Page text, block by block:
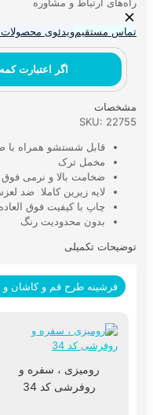
عدد
راه‌های ارتباط و مشاوره
تماس مستقیمویدئوی محصولات
اگر اعتبارت
مشخصات
SKU: 22755
قابل شستشو همراه با
مخمل ترک
ضخامت بالا و نرمی فوق
لایه زیرین کاملا ضد
چاپ با کیفیت فوق
بدون محدودیت رنگ
توضیحات تکمیلی
فرشینه طرح قم و کاشان و
رومیزی ، سفره و
روفرشی کد 34